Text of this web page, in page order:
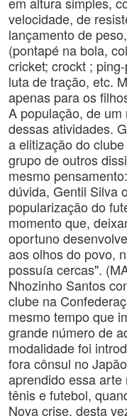
velocidade, de
lançamento de
(pontapé na bola,
cricket; crockt ;
luta de tração, etc.
apenas para os
A população, de
dessas atividades.
a elitização do
grupo de outros
mesmo
dúvida, Gentil Silva
popularização do
momento que,
oportuno
aos olhos do povo,
possuía cercas".
Nhozinho Santos
clube na
mesmo tempo que
grande número de
modalidade foi
fora cônsul no
aprendido essa
tênis e futebol,
Nova crise, desta